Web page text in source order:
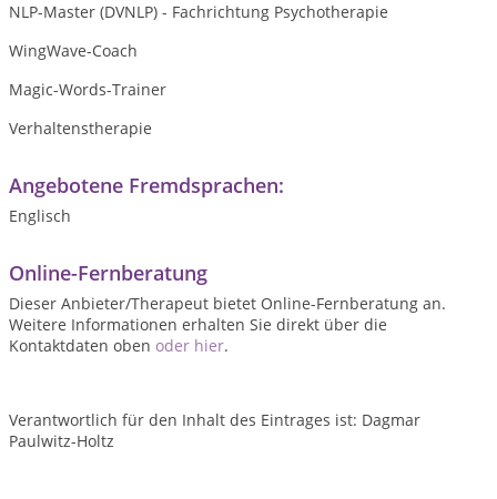
NLP-Master (DVNLP) - Fachrichtung Psychotherapie
WingWave-Coach
Magic-Words-Trainer
Verhaltenstherapie
Angebotene Fremdsprachen:
Englisch
Online-Fernberatung
Dieser Anbieter/Therapeut bietet Online-Fernberatung an.
Weitere Informationen erhalten Sie direkt über die
Kontaktdaten oben oder hier.
Verantwortlich für den Inhalt des Eintrages ist: Dagmar
Paulwitz-Holtz